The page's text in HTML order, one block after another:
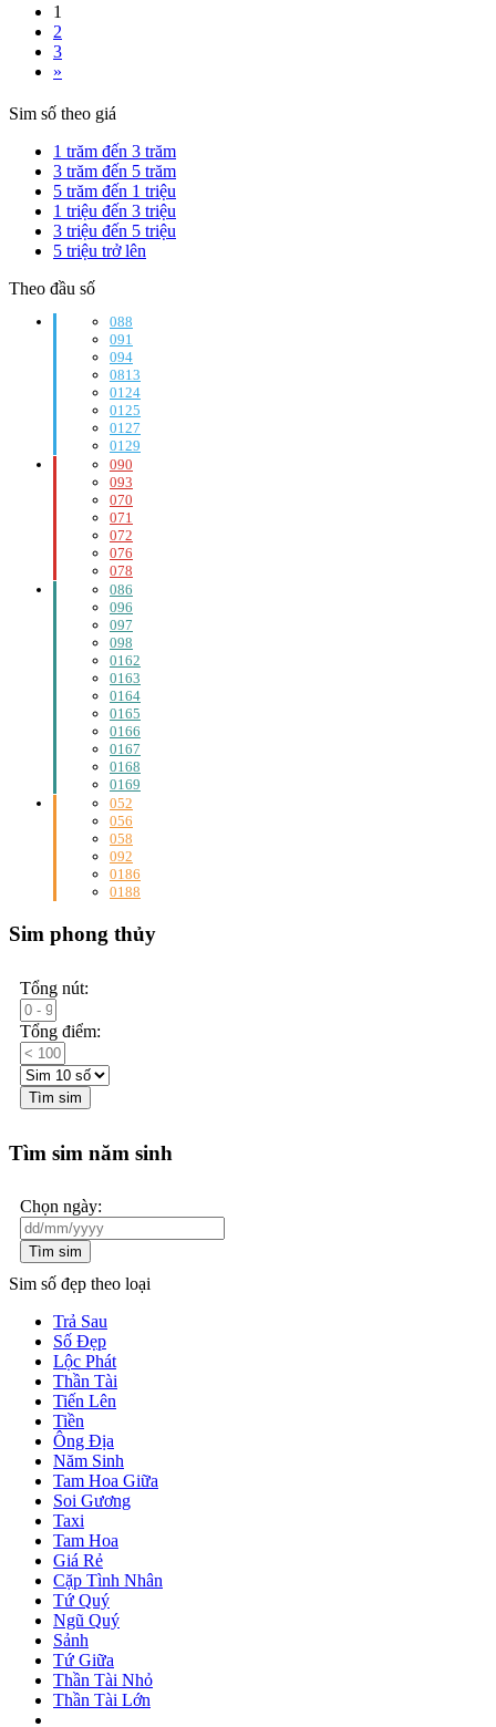
1
2
3
»
Sim số theo giá
1 trăm đến 3 trăm
3 trăm đến 5 trăm
5 trăm đến 1 triệu
1 triệu đến 3 triệu
3 triệu đến 5 triệu
5 triệu trở lên
Theo đầu số
088
091
094
0813
0124
0125
0127
0129
090
093
070
071
072
076
078
086
096
097
098
0162
0163
0164
0165
0166
0167
0168
0169
052
056
058
092
0186
0188
Sim phong thủy
Tổng nút:
Tổng điểm:
Tìm sim
Tìm sim năm sinh
Chọn ngày:
Tìm sim
Sim số đẹp theo loại
Trả Sau
Số Đẹp
Lộc Phát
Thần Tài
Tiến Lên
Tiền
Ông Địa
Năm Sinh
Tam Hoa Giữa
Soi Gương
Taxi
Tam Hoa
Giá Rẻ
Cặp Tình Nhân
Tứ Quý
Ngũ Quý
Sảnh
Tứ Giữa
Thần Tài Nhỏ
Thần Tài Lớn